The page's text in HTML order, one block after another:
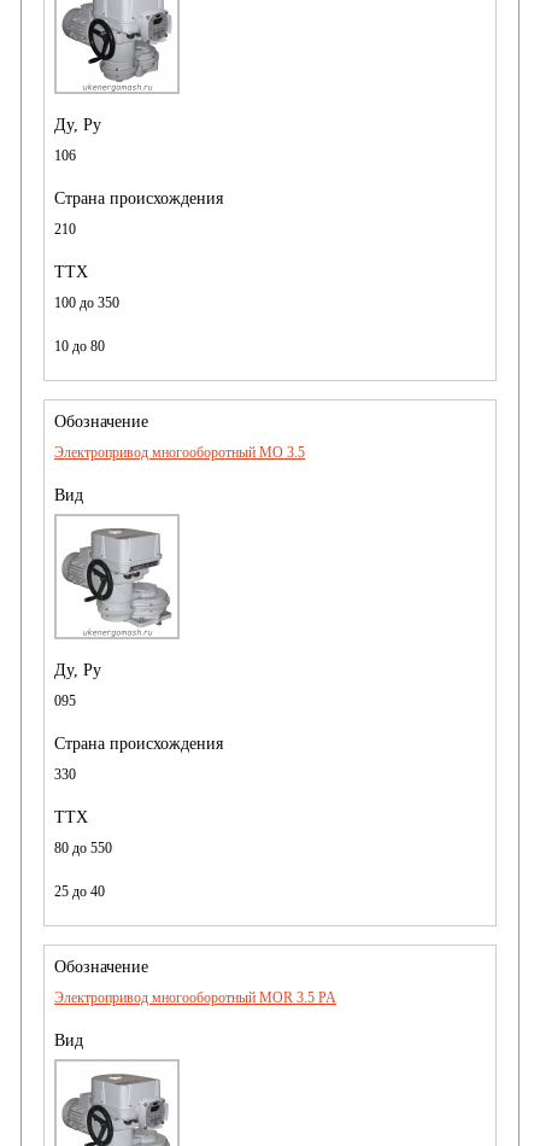
106
210
100 до 350
10 до 80
Электропривод многооборотный MO 3.5
095
330
80 до 550
25 до 40
Электропривод многооборотный MOR 3.5 PA